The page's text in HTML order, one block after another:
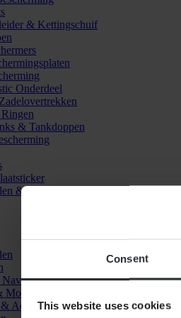
Consent
This website uses cookies
& Kettingschuif
Onderdeel
& Tankdoppen
& Stickers
Naven & Lagers
Accessoires